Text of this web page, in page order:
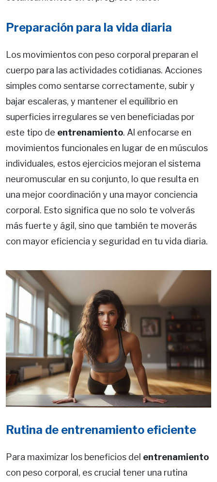
Preparación para la vida diaria
Los movimientos con peso corporal preparan el
cuerpo para las actividades cotidianas. Acciones
simples como sentarse correctamente, subir y
bajar escaleras, y mantener el equilibrio en
superficies irregulares se ven beneficiadas por
este tipo de entrenamiento. Al enfocarse en
movimientos funcionales en lugar de en músculos
individuales, estos ejercicios mejoran el sistema
neuromuscular en su conjunto, lo que resulta en
una mejor coordinación y una mayor conciencia
corporal. Esto significa que no solo te volverás
más fuerte y ágil, sino que también te moverás
con mayor eficiencia y seguridad en tu vida diaria.
Rutina de entrenamiento eficiente
Para maximizar los beneficios del entrenamiento
con peso corporal, es crucial tener una rutina